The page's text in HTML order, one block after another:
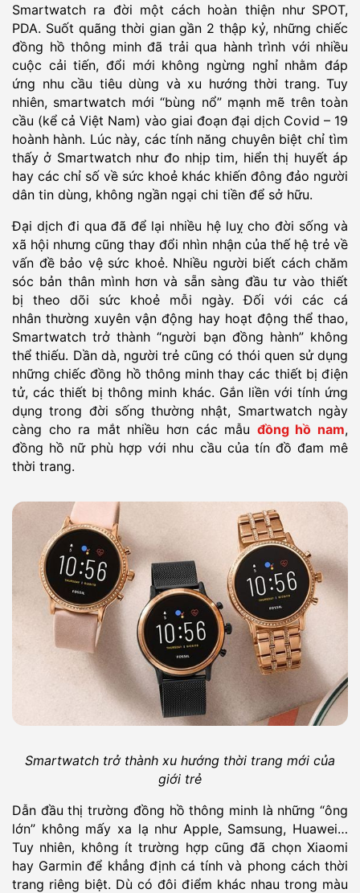
Smartwatch ra đời một cách hoàn thiện như SPOT,
PDA. Suốt quãng thời gian gần 2 thập kỷ, những chiếc
đồng hồ thông minh đã trải qua hành trình với nhiều
cuộc cải tiến, đổi mới không ngừng nghỉ nhằm đáp
ứng nhu cầu tiêu dùng và xu hướng thời trang. Tuy
nhiên, smartwatch mới “bùng nổ” mạnh mẽ trên toàn
cầu (kể cả Việt Nam) vào giai đoạn đại dịch Covid – 19
hoành hành. Lúc này, các tính năng chuyên biệt chỉ tìm
thấy ở Smartwatch như đo nhịp tim, hiển thị huyết áp
hay các chỉ số về sức khoẻ khác khiến đông đảo người
dân tin dùng, không ngần ngại chi tiền để sở hữu.
Đại dịch đi qua đã để lại nhiều hệ luỵ cho đời sống và
xã hội nhưng cũng thay đổi nhìn nhận của thế hệ trẻ về
vấn đề bảo vệ sức khoẻ. Nhiều người biết cách chăm
sóc bản thân mình hơn và sẵn sàng đầu tư vào thiết
bị theo dõi sức khoẻ mỗi ngày. Đối với các cá
nhân thường xuyên vận động hay hoạt động thể thao,
Smartwatch trở thành “người bạn đồng hành” không
thể thiếu. Dần dà, người trẻ cũng có thói quen sử dụng
những chiếc đồng hồ thông minh thay các thiết bị điện
tử, các thiết bị thông minh khác. Gắn liền với tính ứng
dụng trong đời sống thường nhật, Smartwatch ngày
càng cho ra mắt nhiều hơn các mẫu đồng hồ nam,
đồng hồ nữ phù hợp với nhu cầu của tín đồ đam mê
thời trang.
Smartwatch trở thành xu hướng thời trang mới của
giới trẻ
Dẫn đầu thị trường đồng hồ thông minh là những “ông
lớn” không mấy xa lạ như Apple, Samsung, Huawei…
Tuy nhiên, không ít trường hợp cũng đã chọn Xiaomi
hay Garmin để khẳng định cá tính và phong cách thời
trang riêng biệt. Dù có đôi điểm khác nhau trong màu